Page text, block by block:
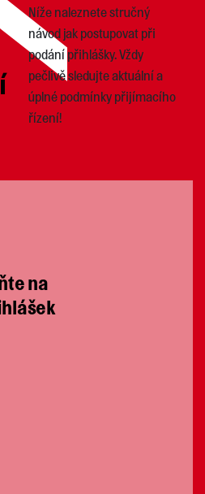
Níže naleznete stručný
návod jak postupovat při
podání přihlášky. Vždy
pečlivě sledujte aktuální a
úplné podmínky přijímacího
řízení!
na